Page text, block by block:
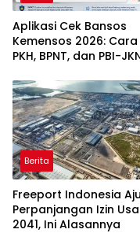
Aplikasi Cek Bansos
Kemensos 2026:
PKH, BPNT, dan PBI-
Berita
Freeport Indonesia
Perpanjangan Izin
2041, Ini Alasannya